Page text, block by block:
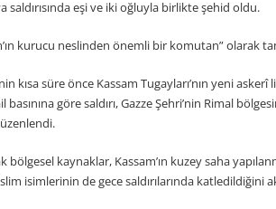
saldırısında eşi ve iki oğluyla birlikte şehid oldu.
kurucu neslinden önemli bir komutan” olarak
kısa süre önce Kassam Tugayları’nın yeni
göre saldırı, Gazze Şehri’nin Rimal
bölgesel kaynaklar, Kassam’ın kuzey saha
isimlerinin de gece saldırılarında katledildiğini